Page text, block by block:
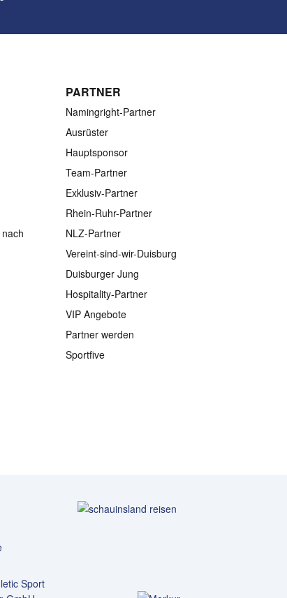
PARTNER
Namingright-Partner
Ausrüster
Hauptsponsor
Team-Partner
Exklusiv-Partner
Rhein-Ruhr-Partner
NLZ-Partner
Vereint-sind-wir-Duisburg
Duisburger Jung
Hospitality-Partner
VIP Angebote
Partner werden
Sportfive